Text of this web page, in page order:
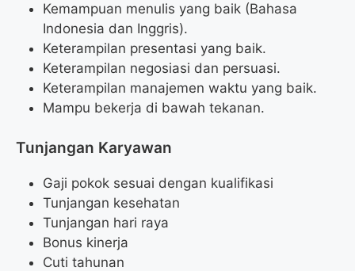
Kemampuan menulis yang baik (Bahasa
Indonesia dan Inggris).
Keterampilan presentasi yang baik.
Keterampilan negosiasi dan persuasi.
Keterampilan manajemen waktu yang baik.
Mampu bekerja di bawah tekanan.
Tunjangan Karyawan
Gaji pokok sesuai dengan kualifikasi
Tunjangan kesehatan
Tunjangan hari raya
Bonus kinerja
Cuti tahunan